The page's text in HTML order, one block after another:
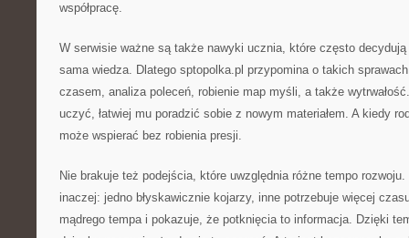
współpracę.
W serwisie ważne są także nawyki ucznia, które często
sama wiedza. Dlatego sptopolka.pl przypomina o takich
czasem, analiza poleceń, robienie map myśli, a także
uczyć, łatwiej mu poradzić sobie z nowym materiałem. A kiedy
może wspierać bez robienia presji.
Nie brakuje też podejścia, które uwzględnia różne tempo
inaczej: jedno błyskawicznie kojarzy, inne potrzebuje więcej
mądrego tempa i pokazuje, że potknięcia to informacja. Dzięki